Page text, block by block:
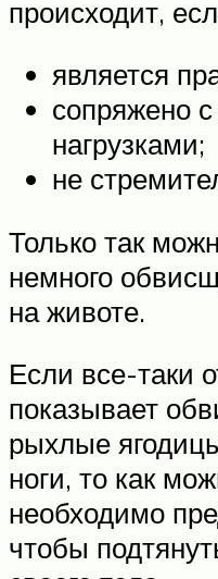
происходит,
является
сопряжено
нагрузками;
не
Только так
немного
на животе.
Если все-таки
показывает
рыхлые
ноги, то как
необходимо
чтобы